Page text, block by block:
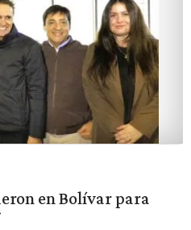
en Bolívar para